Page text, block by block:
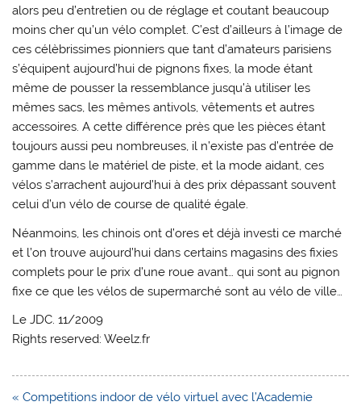
alors peu d’entretien ou de réglage et coutant beaucoup
moins cher qu’un vélo complet. C’est d’ailleurs à l’image de
ces célèbrissimes pionniers que tant d’amateurs parisiens
s’équipent aujourd’hui de pignons fixes, la mode étant
même de pousser la ressemblance jusqu’à utiliser les
mêmes sacs, les mêmes antivols, vêtements et autres
accessoires. A cette différence près que les pièces étant
toujours aussi peu nombreuses, il n’existe pas d’entrée de
gamme dans le matériel de piste, et la mode aidant, ces
vélos s’arrachent aujourd’hui à des prix dépassant souvent
celui d’un vélo de course de qualité égale.
Néanmoins, les chinois ont d’ores et déjà investi ce marché
et l’on trouve aujourd’hui dans certains magasins des fixies
complets pour le prix d’une roue avant… qui sont au pignon
fixe ce que les vélos de supermarché sont au vélo de ville…
Le JDC. 11/2009
Rights reserved: Weelz.fr
Navigation
« Competitions indoor de vélo virtuel avec l’Academie